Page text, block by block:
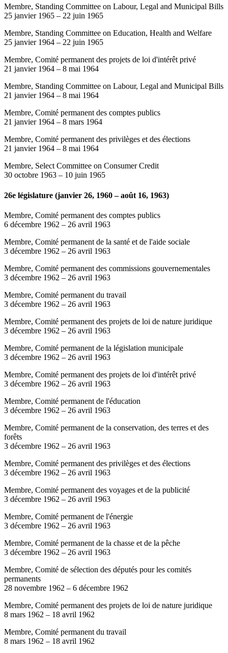
Membre, Standing Committee on Labour, Legal and Municipal Bills
25 janvier 1965 – 22 juin 1965
Membre, Standing Committee on Education, Health and Welfare
25 janvier 1964 – 22 juin 1965
Membre, Comité permanent des projets de loi d'intérêt privé
21 janvier 1964 – 8 mai 1964
Membre, Standing Committee on Labour, Legal and Municipal Bills
21 janvier 1964 – 8 mai 1964
Membre, Comité permanent des comptes publics
21 janvier 1964 – 8 mars 1964
Membre, Comité permanent des privilèges et des élections
21 janvier 1964 – 8 mai 1964
Membre, Select Committee on Consumer Credit
30 octobre 1963 – 10 juin 1965
26e législature (janvier 26, 1960 – août 16, 1963)
Membre, Comité permanent des comptes publics
6 décembre 1962 – 26 avril 1963
Membre, Comité permanent de la santé et de l'aide sociale
3 décembre 1962 – 26 avril 1963
Membre, Comité permanent des commissions gouvernementales
3 décembre 1962 – 26 avril 1963
Membre, Comité permanent du travail
3 décembre 1962 – 26 avril 1963
Membre, Comité permanent des projets de loi de nature juridique
3 décembre 1962 – 26 avril 1963
Membre, Comité permanent de la législation municipale
3 décembre 1962 – 26 avril 1963
Membre, Comité permanent des projets de loi d'intérêt privé
3 décembre 1962 – 26 avril 1963
Membre, Comité permanent de l'éducation
3 décembre 1962 – 26 avril 1963
Membre, Comité permanent de la conservation, des terres et des
forêts
3 décembre 1962 – 26 avril 1963
Membre, Comité permanent des privilèges et des élections
3 décembre 1962 – 26 avril 1963
Membre, Comité permanent des voyages et de la publicité
3 décembre 1962 – 26 avril 1963
Membre, Comité permanent de l'énergie
3 décembre 1962 – 26 avril 1963
Membre, Comité permanent de la chasse et de la pêche
3 décembre 1962 – 26 avril 1963
Membre, Comité de sélection des députés pour les comités
permanents
28 novembre 1962 – 6 décembre 1962
Membre, Comité permanent des projets de loi de nature juridique
8 mars 1962 – 18 avril 1962
Membre, Comité permanent du travail
8 mars 1962 – 18 avril 1962